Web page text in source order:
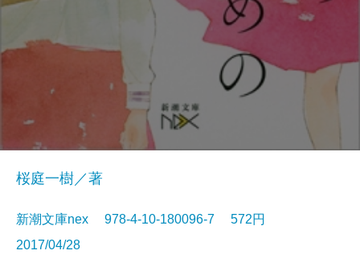
桜庭一樹／著
新潮文庫nex 978-4-10-180096-7 572円
2017/04/28